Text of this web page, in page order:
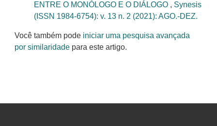
ENTRE O MONÓLOGO E O DIÁLOGO , Synesis
(ISSN 1984-6754): v. 13 n. 2 (2021): AGO.-DEZ.
Você também pode iniciar uma pesquisa avançada
por similaridade para este artigo.